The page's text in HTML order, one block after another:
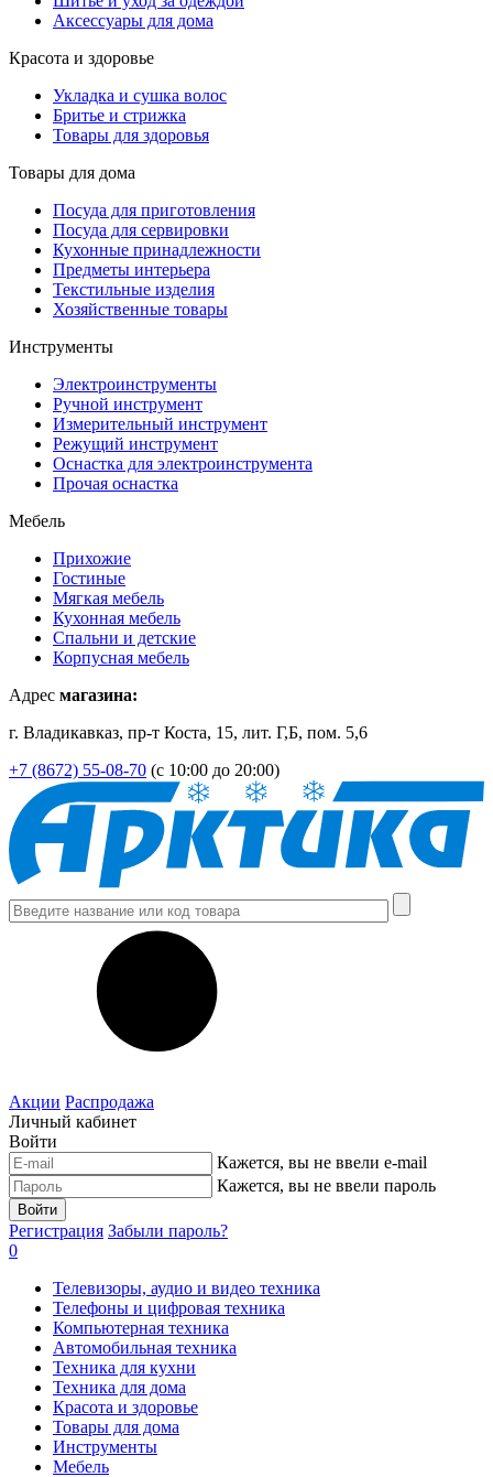
Аксессуары для дома
Красота и здоровье
Укладка и сушка волос
Бритье и стрижка
Товары для здоровья
Товары для дома
Посуда для приготовления
Посуда для сервировки
Кухонные принадлежности
Предметы интерьера
Текстильные изделия
Хозяйственные товары
Инструменты
Электроинструменты
Ручной инструмент
Измерительный инструмент
Режущий инструмент
Оснастка для электроинструмента
Прочая оснастка
Мебель
Прихожие
Гостиные
Мягкая мебель
Кухонная мебель
Спальни и детские
Корпусная мебель
Адрес магазина:
г. Владикавказ, пр-т Коста, 15, лит. Г,Б, пом. 5,6
+7 (8672) 55-08-70 (с 10:00 до 20:00)
Акции Распродажа
Личный кабинет
Войти
Кажется, вы не ввели e-mail
Кажется, вы не ввели пароль
Войти
Регистрация Забыли пароль?
0
Телевизоры, аудио и видео техника
Телефоны и цифровая техника
Компьютерная техника
Автомобильная техника
Техника для кухни
Техника для дома
Красота и здоровье
Товары для дома
Инструменты
Мебель